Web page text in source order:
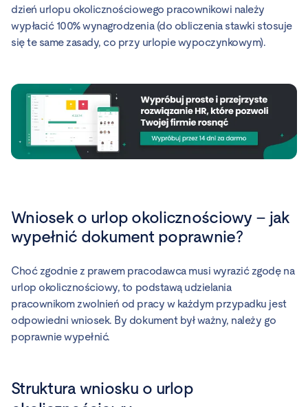
dzień urlopu okolicznościowego pracownikowi należy
wypłacić 100% wynagrodzenia (do obliczenia stawki stosuje
się te same zasady, co przy urlopie wypoczynkowym).
Wniosek o urlop okolicznościowy – jak
wypełnić dokument poprawnie?
Choć zgodnie z prawem pracodawca musi wyrazić zgodę na
urlop okolicznościowy, to podstawą udzielania
pracownikom zwolnień od pracy w każdym przypadku jest
odpowiedni wniosek. By dokument był ważny, należy go
poprawnie wypełnić.
Struktura wniosku o urlop